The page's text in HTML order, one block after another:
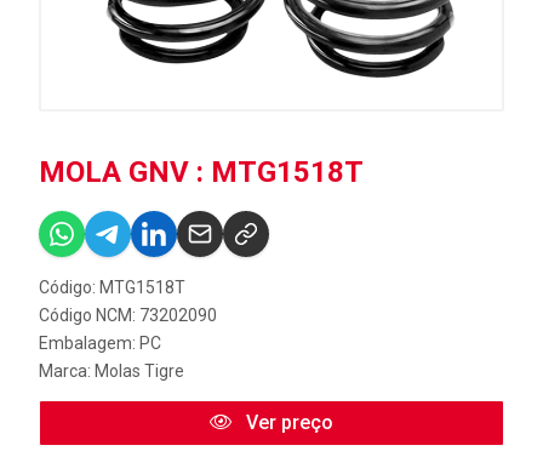
MOLA GNV : MTG1518T
Código: MTG1518T
Código NCM: 73202090
Embalagem: PC
Marca: Molas Tigre
Ver preço